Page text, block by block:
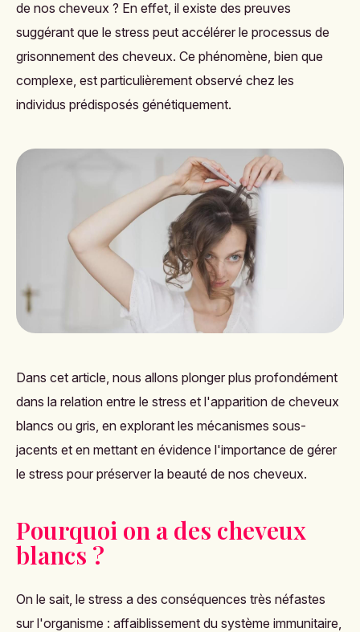
de nos cheveux ? En effet, il existe des preuves
suggérant que le stress peut accélérer le processus de
grisonnement des cheveux. Ce phénomène, bien que
complexe, est particulièrement observé chez les
individus prédisposés génétiquement.
Dans cet article, nous allons plonger plus profondément
dans la relation entre le stress et l'apparition de cheveux
blancs ou gris, en explorant les mécanismes sous-
jacents et en mettant en évidence l'importance de gérer
le stress pour préserver la beauté de nos cheveux.
Pourquoi on a des cheveux
blancs ?
On le sait, le stress a des conséquences très néfastes
sur l'organisme : affaiblissement du système immunitaire,